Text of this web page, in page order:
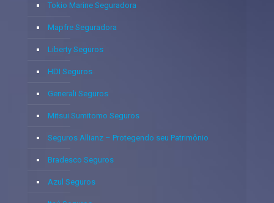
Tokio Marine Seguradora
Mapfre Seguradora
Liberty Seguros
HDI Seguros
Generali Seguros
Mitsui Sumitomo Seguros
Seguros Allianz – Protegendo seu Patrimônio
Bradesco Seguros
Azul Seguros